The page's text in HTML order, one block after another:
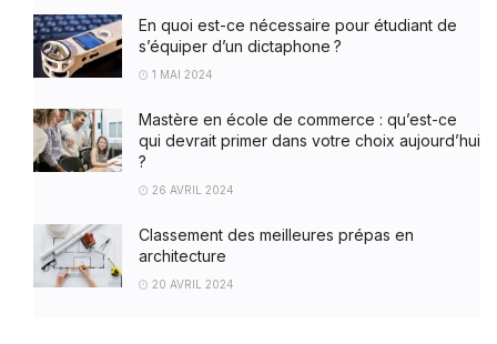
En quoi est-ce nécessaire pour étudiant de
s’équiper d’un dictaphone ?
1 MAI 2024
Mastère en école de commerce : qu’est-ce
qui devrait primer dans votre choix aujourd’hui
?
26 AVRIL 2024
Classement des meilleures prépas en
architecture
20 AVRIL 2024